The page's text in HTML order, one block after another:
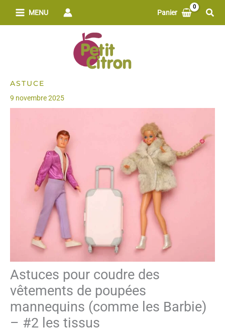
MENU Panier
ASTUCE
9 novembre 2025
Astuces pour coudre des
vêtements de poupées
mannequins (comme les Barbie)
– #2 les tissus